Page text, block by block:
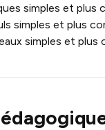
simples et plus
simples et plus
simples et plus